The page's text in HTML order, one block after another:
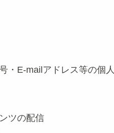
・E-mailアドレス等の個
ツの配信